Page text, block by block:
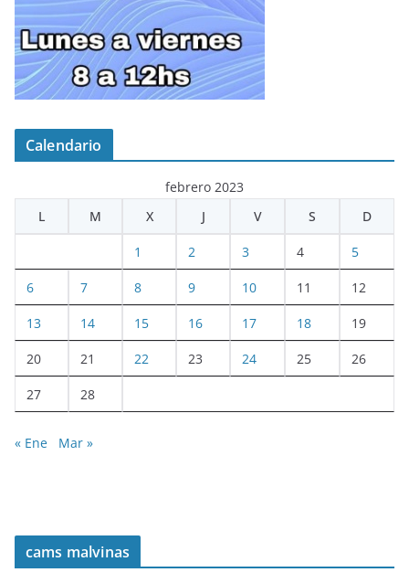
Calendario
febrero 2023
L
M X J V S D
1 2 3 4 5
6 7 8 9 10 11 12
13 14 15 16 17 18 19
20 21 22 23 24 25 26
27 28
« Ene Mar »
cams malvinas